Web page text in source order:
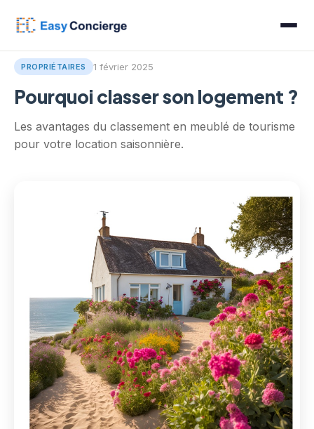
Accueil Blog Pourquoi classer son logement ?
PROPRIÉTAIRES 1 février 2025
Pourquoi classer son logement ?
Les avantages du classement en meublé de tourisme
pour votre location saisonnière.